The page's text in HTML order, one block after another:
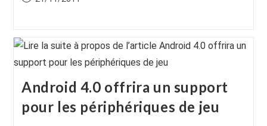
Android 4.0 offrira un support
pour les périphériques de jeu